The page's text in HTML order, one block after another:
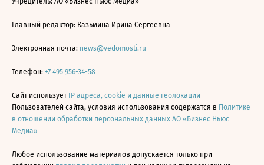
Главный редактор: Казьмина Ирина Сергеевна
Электронная почта: news@vedomosti.ru
Телефон: +7 495 956-34-58
Сайт использует IP адреса, cookie и данные геолокации
Пользователей сайта, условия использования содержатся в Политике
в отношении обработки персональных данных АО «Бизнес Ньюс
Медиа»
Любое использование материалов допускается только при